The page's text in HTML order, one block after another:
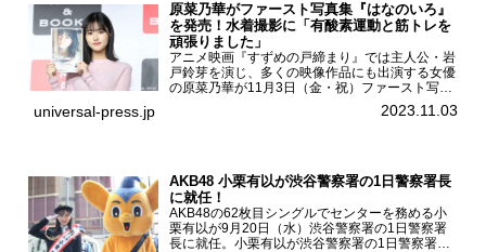
原菜乃華がファースト写真集『はなのいろ』
を発売！水着撮影に「有酸素運動と筋トレを
頑張りました」
アニメ映画『すずめの戸締まり』では主人公・岩
戸鈴芽を演じ、多くの映像作品にも出演する女優
の原菜乃華が11月3日（金・祝）ファースト写真
集『はなのいろ』発売記念イベントを
HMV&BOOKS SHIBUYAで開催した。原菜乃華フ
universal-press.jp 2023.11.03
AKB48 小栗有以が渋谷警察署の1日警察署長
に就任！
AKB48の62枚目シングルでセンターを務める小
栗有以が9月20日（水）渋谷警察署の1日警察署
長に就任。小栗有以が渋谷警察署の1日警察署長